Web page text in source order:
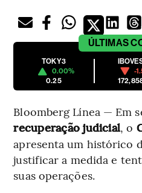
ÚLTIMAS
TOKY3
0.00%
0.25
-
Bloomberg Línea — Em
recuperação judicial, o
apresenta um histórico
justificar a medida e
suas operações.